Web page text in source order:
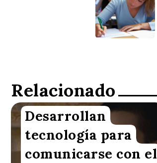
Relacionado
Redacción VoxBox
Desarrollan
tecnología para
comunicarse con el